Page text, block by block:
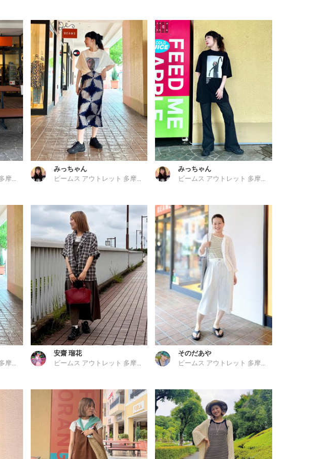
みっちゃん みっちゃん
ビームス アウトレット 多摩南大沢
安齋 瑠花
ビームス アウトレット 多摩南大沢
そのだあや
ビームス アウトレット 多摩南大沢